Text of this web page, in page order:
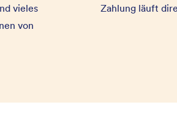
vieles
von
Zahlung läuft